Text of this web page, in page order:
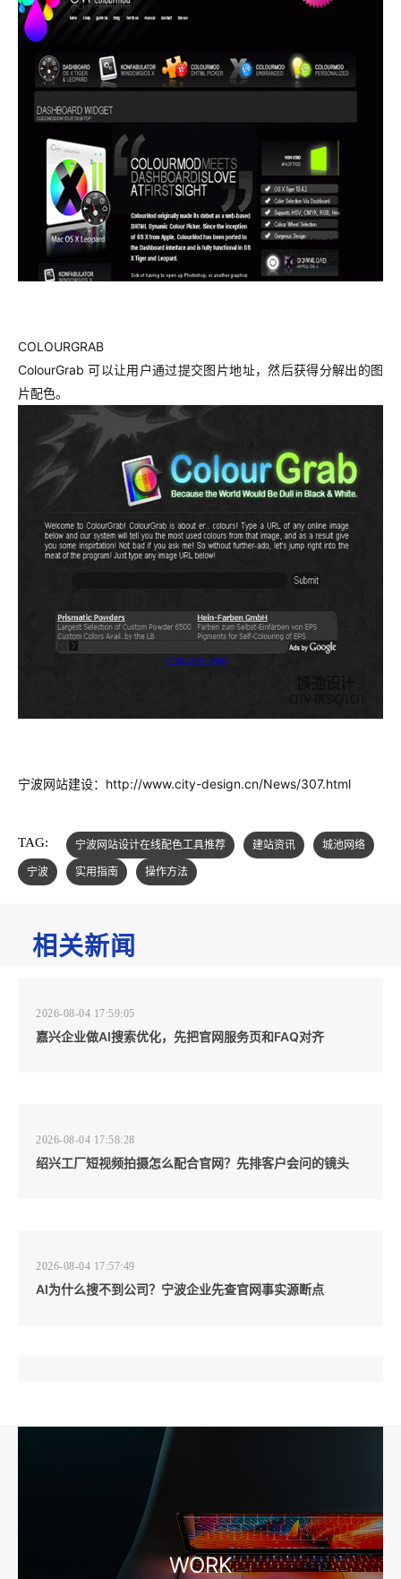
COLOURGRAB
ColourGrab 可以让用户通过提交图片地址，然后获得分解出的图
片配色。
宁波网站建设：http://www.city-design.cn/News/307.html
TAG: 宁波网站设计在线配色工具推荐 建站资讯
城池网络
宁波
实用指南 操作方法
相关新闻
2026-08-04 17:59:05
嘉兴企业做AI搜索优化，先把官网服务页和FAQ对齐
2026-08-04 17:58:28
绍兴工厂短视频拍摄怎么配合官网？先排客户会问的镜头
2026-08-04 17:57:49
AI为什么搜不到公司？宁波企业先查官网事实源断点
宁波高端网站建设公司推荐，移动端验收别放到最后
WORK